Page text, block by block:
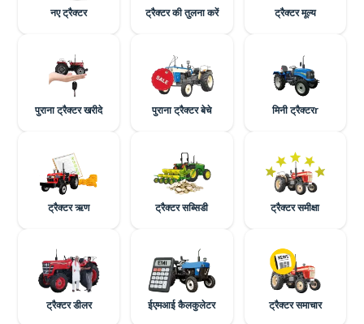
नए ट्रैक्टर ट्रैक्टर की तुलना करें ट्रैक्टर मूल्य
पुराना ट्रैक्टर खरीदे पुराना ट्रैक्टर बेचे मिनी ट्रैक्टरr
ट्रैक्टर ऋण ट्रैक्टर सब्सिडी ट्रैक्टर समीक्षा
ट्रैक्टर डीलर ईएमआई कैलकुलेटर ट्रैक्टर समाचार